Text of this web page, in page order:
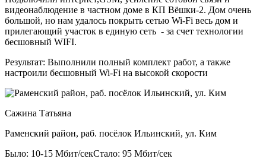
видеонаблюдение в частном доме в КП Вёшки-2. Дом очень
большой, но нам удалось покрыть сетью Wi-Fi весь дом и
прилегающий участок в единую сеть - за счет технологии
бесшовный WIFI.
Результат: Выполнили полный комплект работ, а также
настроили бесшовный Wi-Fi на высокой скорости
Сажина Татьяна
Раменский район, раб. посёлок Ильинский, ул. Ким
Было: 10-15 Мбит/секСтало: 95 Мбит/сек